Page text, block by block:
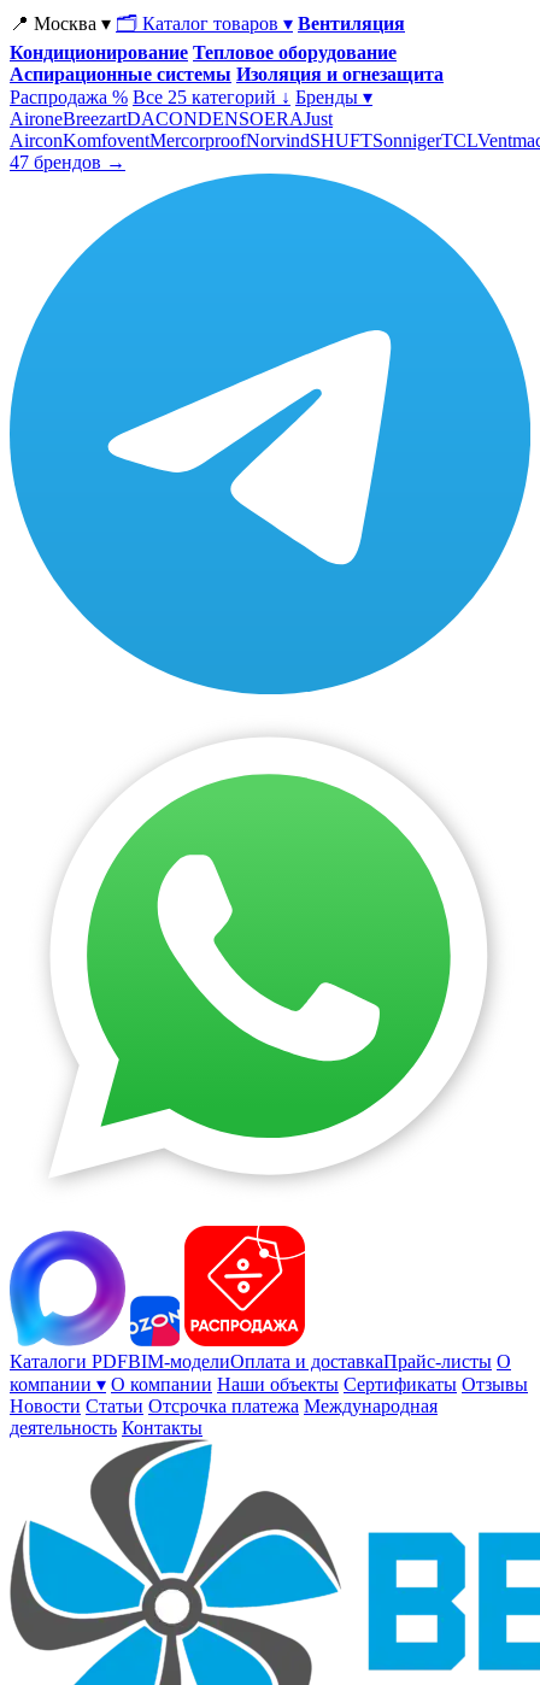
📍 Москва ▾ 🗂 Каталог товаров ▾ Вентиляция
Кондиционирование Тепловое оборудование
Аспирационные системы Изоляция и огнезащита
Распродажа % Все 25 категорий ↓ Бренды ▾
AironeBreezartDACONDENSOERAJust
AirconKomfoventMercorproofNorvindSHUFTSonnigerTCL
47 брендов →
Каталоги PDFBIM-моделиОплата и доставкаПрайс-листы О
компании ▾ О компании Наши объекты Сертификаты Отзывы
Новости Статьи Отсрочка платежа Международная
деятельность Контакты